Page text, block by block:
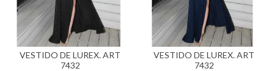
VESTIDO DE LUREX. ART
7432
VESTIDO DE LUREX. ART
7432